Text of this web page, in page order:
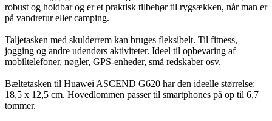
robust og holdbar og er et praktisk tilbehør til rygsækken, når man er
på vandretur eller camping.
Taljetasken med skulderrem kan bruges fleksibelt. Til fitness,
jogging og andre udendørs aktiviteter. Ideel til opbevaring af
mobiltelefoner, nøgler, GPS-enheder, små redskaber osv.
Bæltetasken til Huawei ASCEND G620 har den ideelle størrelse:
18,5 x 12,5 cm. Hovedlommen passer til smartphones på op til 6,7
tommer.